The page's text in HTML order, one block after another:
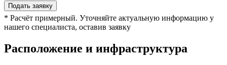
Подать заявку
* Расчёт примерный. Уточняйте актуальную информацию у
нашего специалиста, оставив заявку
Расположение и инфраструктура